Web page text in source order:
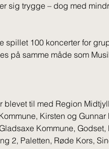
sig trygge – dog med
spillet 100 koncerter for
på samme måde som
blevet til med Region
Kirsten og
Kommune,
2, Paletten, Røde Kors,